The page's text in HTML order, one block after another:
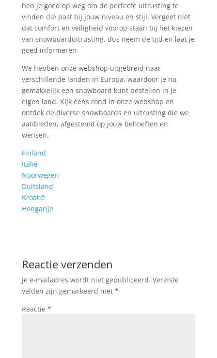
ben je goed op weg om de perfecte uitrusting te
vinden die past bij jouw niveau en stijl. Vergeet niet
dat comfort en veiligheid voorop staan bij het kiezen
van snowboarduitrusting, dus neem de tijd en laat je
goed informeren.
We hebben onze webshop uitgebreid naar
verschillende landen in Europa, waardoor je nu
gemakkelijk een snowboard kunt bestellen in je
eigen land. Kijk eens rond in onze webshop en
ontdek de diverse snowboards en uitrusting die we
aanbieden, afgestemd op jouw behoeften en
wensen.
Finland
Italië
Noorwegen
Duitsland
Kroatië
Hongarije
Reactie verzenden
Je e-mailadres wordt niet gepubliceerd. Vereiste
velden zijn gemarkeerd met *
Reactie *